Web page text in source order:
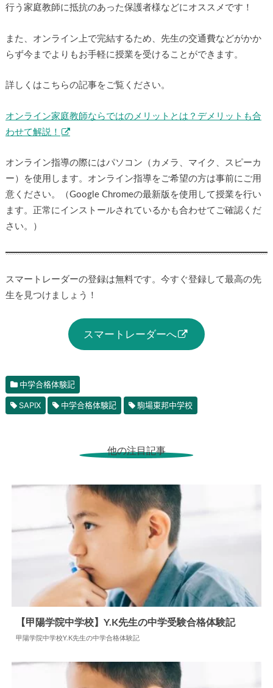
行う家庭教師に抵抗のあった保護者様などにオススメです！
また、オンライン上で完結するため、先生の交通費などがかか
らず今までよりもお手軽に授業を受けることができます。
詳しくはこちらの記事をご覧ください。
オンライン家庭教師ならではのメリットとは？デメリットも合
わせて解説！
オンライン指導の際にはパソコン（カメラ、マイク、スピーカ
ー）を使用します。オンライン指導をご希望の方は事前にご用
意ください。（Google Chromeの最新版を使用して授業を行い
ます。正常にインストールされているかも合わせてご確認くだ
さい。）
スマートレーダーの登録は無料です。今すぐ登録して最高の先
生を見つけましょう！
スマートレーダーへ
中学合格体験記
SAPIX 中学合格体験記 駒場東邦中学校
他の注目記事
【甲陽学院中学校】Y.K先生の中学受験合格体験記
甲陽学院中学校Y.K先生の中学合格体験記